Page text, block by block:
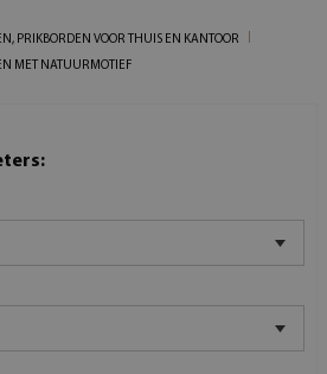
PRIKBORDEN VOOR THUIS EN KANTOOR
MET NATUURMOTIEF